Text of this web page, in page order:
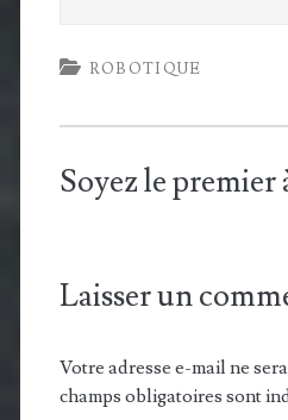
ROBOTIQUE
Soyez le
Laisser un
Votre adresse e-mail ne
champs obligatoires sont